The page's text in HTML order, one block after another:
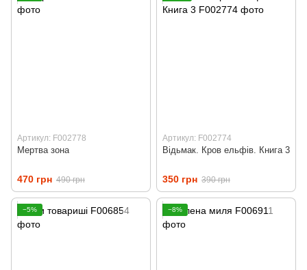
Артикул: F002778
Мертва зона
470 грн 490 грн
Артикул: F002774
Відьмак. Кров ельфів. Книга 3
350 грн 390 грн
−5% −8%